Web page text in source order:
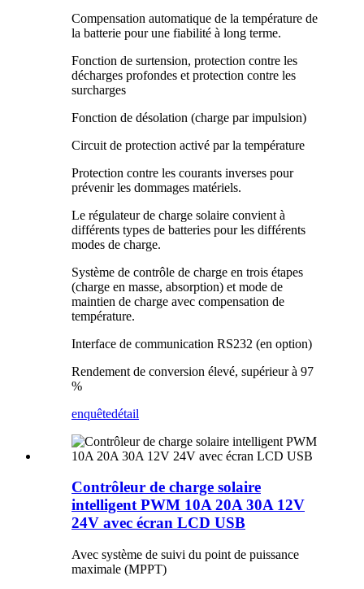
Compensation automatique de la température de
la batterie pour une fiabilité à long terme.
Fonction de surtension, protection contre les
décharges profondes et protection contre les
surcharges
Fonction de désolation (charge par impulsion)
Circuit de protection activé par la température
Protection contre les courants inverses pour
prévenir les dommages matériels.
Le régulateur de charge solaire convient à
différents types de batteries pour les différents
modes de charge.
Système de contrôle de charge en trois étapes
(charge en masse, absorption) et mode de
maintien de charge avec compensation de
température.
Interface de communication RS232 (en option)
Rendement de conversion élevé, supérieur à 97
%
enquêtedétail
Contrôleur de charge solaire
intelligent PWM 10A 20A 30A 12V
24V avec écran LCD USB
Avec système de suivi du point de puissance
maximale (MPPT)